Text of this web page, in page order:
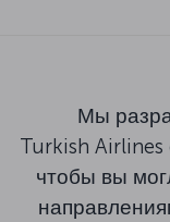
Мы
Turkish Airlines
чтобы вы